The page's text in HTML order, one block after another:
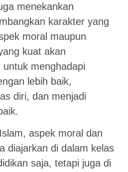
menekankan
karakter yang
moral maupun
kuat akan
menghadapi
lebih baik,
diri, dan menjadi
aspek moral dan
diajarkan di dalam kelas
saja, tetapi juga di